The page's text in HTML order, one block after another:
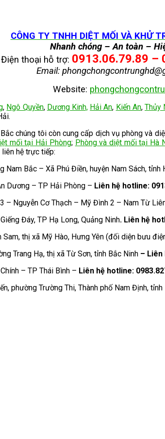
CÔNG TY TNHH DIỆT MỐI VÀ KHỬ
Nhanh chóng – An toàn –
Điện thoại hỗ trợ: 0913.06.79.89 –
Email:
Website:
, Ngô Quyền, Dương Kinh, Hải An, Kiến An,Thủy
chúng tôi còn cung cấp dịch vụ phòng và
mối tại Hải Phòng; Phòng và diệt mối tại Hà
liên hệ trực tiếp:
Nam Bắc – Xã Phú Điền, huyện Nam Sách, tỉnh
Dương – TP Hải Phòng – Liên hệ hotline:
– Nguyễn Cơ Thạch – Mỹ Đình 2 – Nam Từ
Đáy, TP Hạ Long, Quảng Ninh. Liên hệ
Sam, thị xã Mỹ Hào, Hưng Yên (đối diện bưu
Trang Hạ, thị xã Từ Sơn, tỉnh Bắc Ninh – Liên
– TP Thái Bình – Liên hệ hotline:
phường Trường Thi, Thành phố Nam Định,